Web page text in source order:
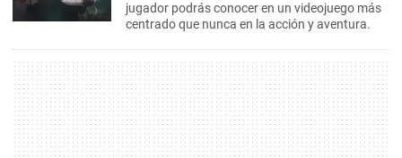
jugador podrás conocer en un videojuego más
centrado que nunca en la acción y aventura.